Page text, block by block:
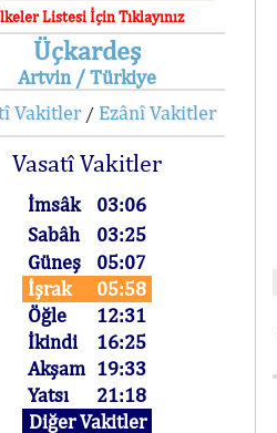
Listesi İçin Tıklayınız
Üçkardeş
Artvin / Türkiye
Vakitler/ Ezânî Vakitler
Vasatî Vakitler
İmsâk
03:06
Sabâh
03:25
Güneş
05:07
İşrak
05:58
Öğle
12:31
İkindi
16:25
Akşam 19:33
Yatsı
21:18
Diğer Vakitler